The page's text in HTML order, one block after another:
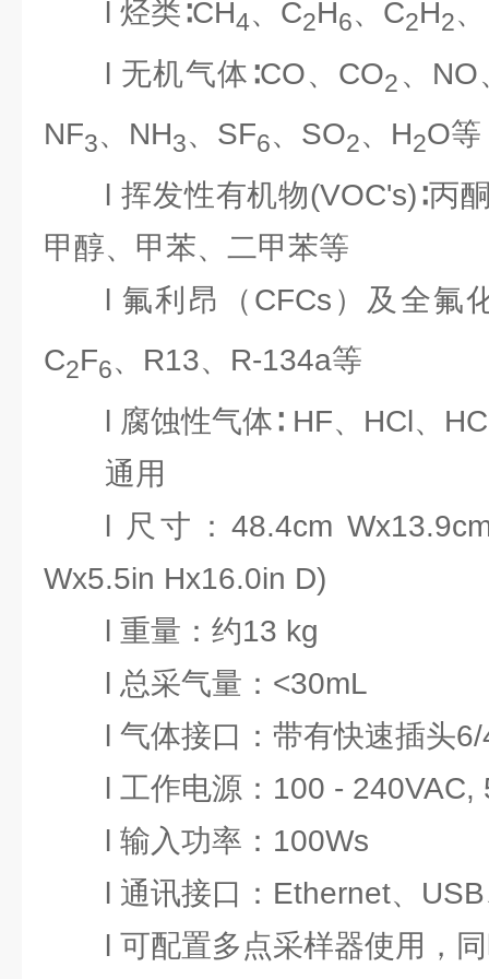
l 烃类∶CH4、C2H6、C2H2
l 无机气体∶CO、CO2 、NO
NF3、NH3、SF6、SO2、H2O等
l 挥发性有机物(VOC's)∶丙
甲醇、甲苯、二甲苯等
l 氟利昂（CFCs）及全氟
C2F6、R13、R-134a等
l 腐蚀性气体∶ HF、HCl、
通用
l 尺寸：48.4cm
Wx5.5in Hx16.0in D)
l 重量：约13 kg
l 总采气量：<30mL
l 气体接口：带有快速插头
l 工作电源：100 - 240VAC,
l 输入功率：100Ws
l 通讯接口：Ethernet、
l 可配置多点采样器使用，